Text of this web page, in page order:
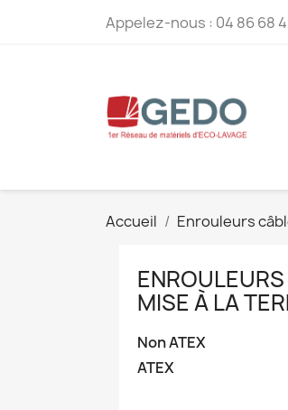
Appelez-nous : 04 86 68
Accueil Enrouleurs
MISE À LA
Non ATEX
ATEX